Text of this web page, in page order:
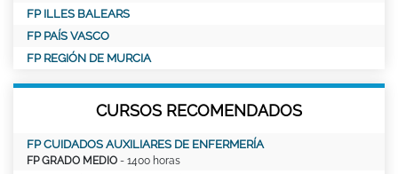
FP ILLES BALEARS
FP PAÍS VASCO
FP REGIÓN DE MURCIA
CURSOS RECOMENDADOS
FP CUIDADOS AUXILIARES DE ENFERMERÍA
FP GRADO MEDIO - 1400 horas